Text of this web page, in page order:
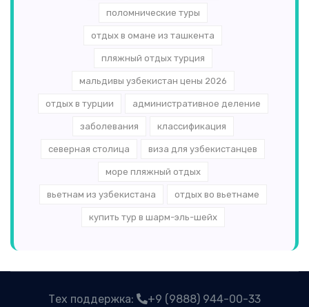
поломнические туры
отдых в омане из ташкента
пляжный отдых турция
мальдивы узбекистан цены 2026
отдых в турции административное деление
заболевания классификация
северная столица виза для узбекистанцев
море пляжный отдых
вьетнам из узбекистана отдых во вьетнаме
купить тур в шарм-эль-шейх
Тех поддержка: +9 (9888) 944-00-33